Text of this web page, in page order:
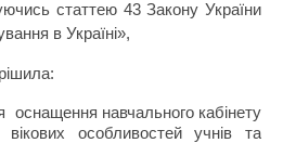
статтею 43 Закону України
в Україні»,
оснащення навчального кабінету
вікових особливостей учнів та